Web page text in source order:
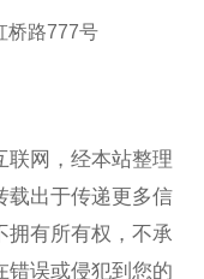
桥路777号
联网，经本站整理
载出于传递更多信
拥有所有权，不承
错误或侵犯到您的